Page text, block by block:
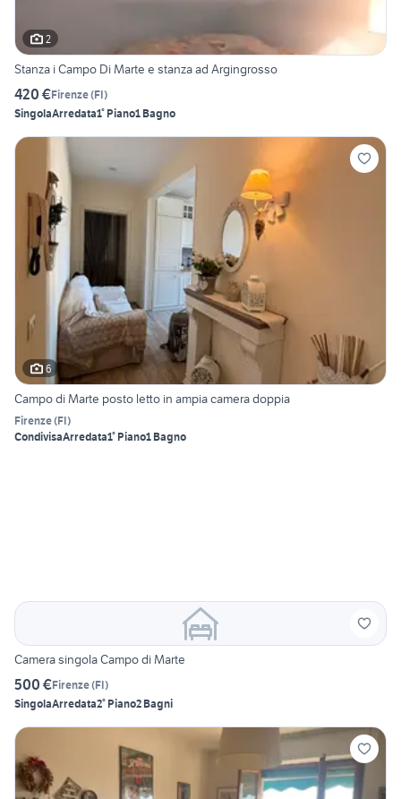
2
Stanza i Campo Di Marte e stanza ad Argingrosso
420 €Firenze(FI)
SingolaArredata1° Piano1 Bagno
6
Campo di Marte posto letto in ampia camera doppia
Firenze(FI)
CondivisaArredata1° Piano1 Bagno
Camera singola Campo di Marte
500 €Firenze(FI)
SingolaArredata2° Piano2 Bagni